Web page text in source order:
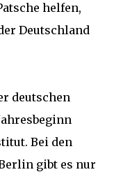
helfen,
Deutschland
deutschen
Bei den
gibt es nur